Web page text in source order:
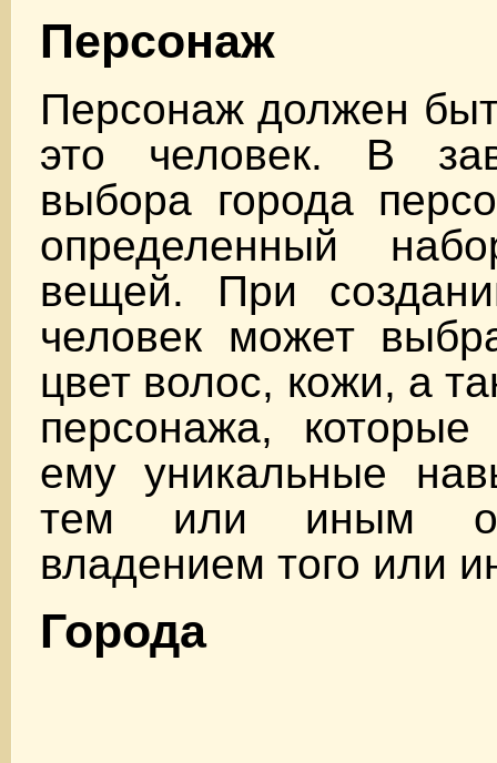
Персонаж
Персонаж должен
это человек. В
выбора города
определенный
вещей. При
человек может
цвет волос, кожи, а
персонажа, которые
ему уникальные
тем или иным
владением того или
Города